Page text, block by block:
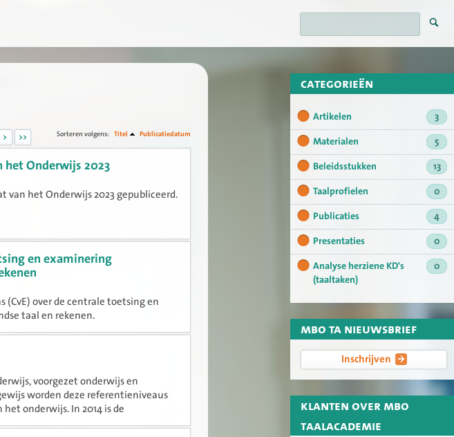
categorieën
Artikelen
3
Materialen
5
Beleidsstukken
13
Taalprofielen
0
Publicaties
4
Presentaties
0
Analyse herziene KD's
(taaltaken)
0
mbo ta nieuwsbrief
Inschrijven
klanten over mbo
taalacademie
> >> Sorteren volgens: Titel Publicatiedatum
het Onderwijs 2023
van het Onderwijs 2023 gepubliceerd.
en examinering
(CvE) over de centrale toetsing en
taal en rekenen.
voorgezet onderwijs en
worden deze referentieniveaus
onderwijs. In 2014 is de